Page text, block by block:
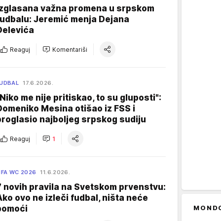
važna promena u srpskom
Jeremić menja Dejana
Reaguj Komentariši
17.6.2026.
me nije pritiskao, to su gluposti":
Mesina otišao iz FSS i
najboljeg srpskog sudiju
Reaguj 1
WC 2026 11.6.2026.
novih pravila na Svetskom prvenstvu:
ovo ne izleči fudbal, ništa neće